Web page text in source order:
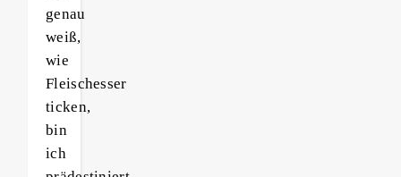
genau
weiß,
wie
Fleischesser
ticken,
bin
ich